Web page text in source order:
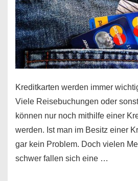
Kreditkarten werden immer
Viele Reisebuchungen oder
können nur noch mithilfe einer
werden. Ist man im Besitz einer
gar kein Problem. Doch vielen
schwer fallen sich eine …